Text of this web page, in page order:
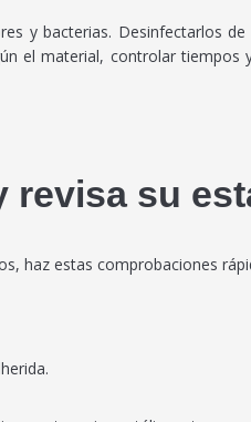
y bacterias. Desinfectarlos
el material, controlar tiempos
revisa su
haz estas comprobaciones